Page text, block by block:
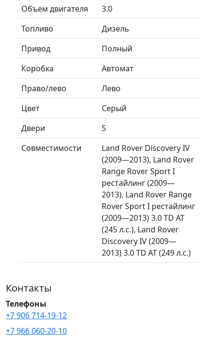
Объем двигателя
3.0
Топливо
Дизель
Привод
Полный
Коробка
Автомат
Право/лево
Лево
Цвет
Серый
Двери
5
Совместимости
Land Rover Discovery IV
(2009—2013), Land Rover
Range Rover Sport I
рестайлинг (2009—
2013), Land Rover Range
Rover Sport I рестайлинг
(2009—2013) 3.0 TD AT
(245 л.с.), Land Rover
Discovery IV (2009—
2013) 3.0 TD AT (249 л.с.)
Контакты
Телефоны
+7 906 714-19-12
+7 966 060-20-10